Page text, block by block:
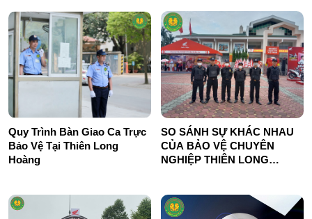
Quy Trình Bàn Giao Ca Trực
Bảo Vệ Tại Thiên Long
Hoàng
SO SÁNH SỰ KHÁC NHAU
CỦA BẢO VỆ CHUYÊN
NGHIỆP THIÊN LONG